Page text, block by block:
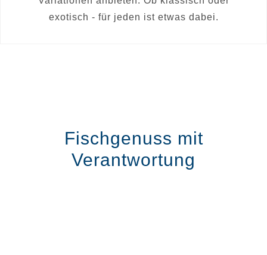
exotisch - für jeden ist etwas dabei.
Fischgenuss mit
Verantwortung